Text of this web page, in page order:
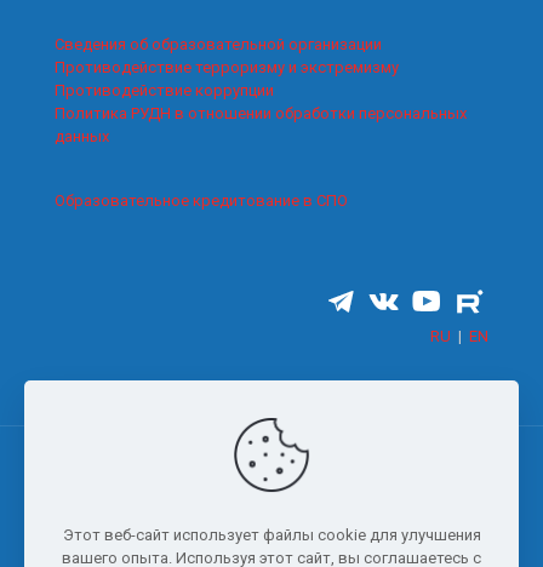
Сведения об образовательной организации
Противодействие терроризму и экстремизму
Противодействие коррупции
Политика РУДН в отношении обработки персональных
данных
Образовательное кредитование в СПО
RU | EN
© 2006-2026 Все права защищены Сочинский институт
(филиал) ФГАОУ ВО «Российский университет дружбы
Этот веб-сайт использует файлы cookie для улучшения
вашего опыта. Используя этот сайт, вы соглашаетесь с